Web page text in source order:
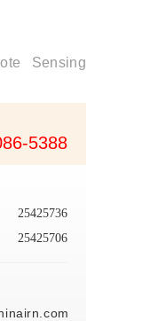
Sensing
5388
25425736
25425706